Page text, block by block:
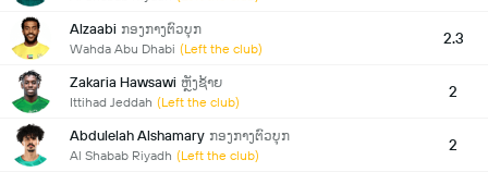
Alzaabi ກອງກາງຕົວບຸກ
Wahda Abu Dhabi (Left the club)
2.3
Zakaria Hawsawi ຫຼັງຊ້າຍ
Ittihad Jeddah (Left the club)
2
Abdulelah Alshamary ກອງກາງຕົວບຸກ
Al Shabab Riyadh (Left the club)
2